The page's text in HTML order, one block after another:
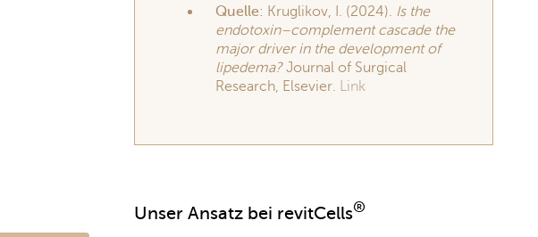
Quelle: Kruglikov, I. (2024). Is the
endotoxin–complement cascade the
major driver in the development of
lipedema?Journal of Surgical
Research, Elsevier. Link
Unser Ansatz bei revitCells®